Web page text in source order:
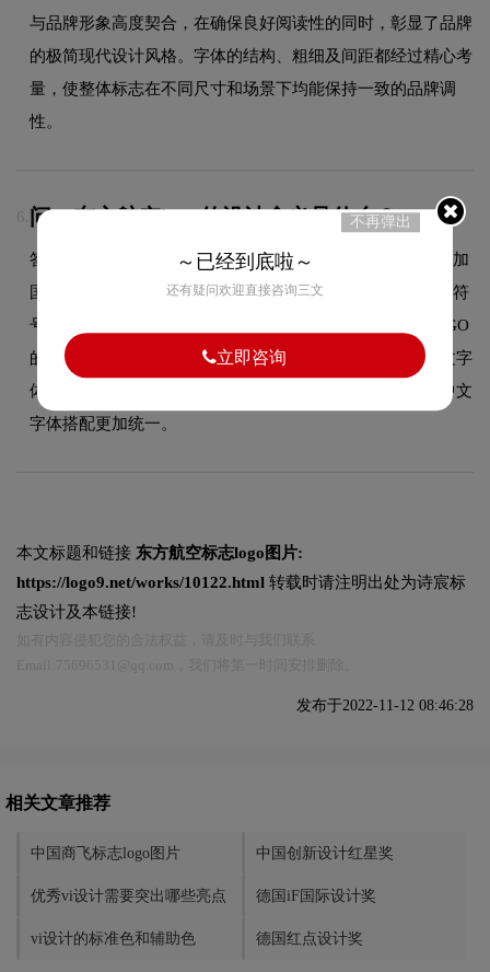
与品牌形象高度契合，在确保良好阅读性的同时，彰显了品牌
的极简现代设计风格。字体的结构、粗细及间距都经过精心考
量，使整体标志在不同尺寸和场景下均能保持一致的品牌调
性。
6. 问：东方航空logo的设计含义是什么？
答：东航此次LOGO优化升级基于企业新的战略规划以及更加
国际化的需要，于是新的LOGO最大程度保留了原有的识别符
号——飞翔的燕子、红蓝色搭配以及字体组合方式。新LOGO
的中文字体仍旧沿用圆体，只是有一些细微的变化，而英文字
体从原来的直角无衬线字体变为新的圆角无衬线字体，与中文
字体搭配更加统一。
本文标题和链接 东方航空标志logo图片:
https://logo9.net/works/10122.html 转载时请注明出处为诗宸标
志设计及本链接!
发布于2022-11-12 08:46:28
相关文章推荐
中国商飞标志logo图片 中国创新设计红星奖
优秀vi设计需要突出哪些亮点 德国iF国际设计奖
vi设计的标准色和辅助色 德国红点设计奖
不再弹出
～已经到底啦～
还有疑问欢迎直接咨询三文
立即咨询